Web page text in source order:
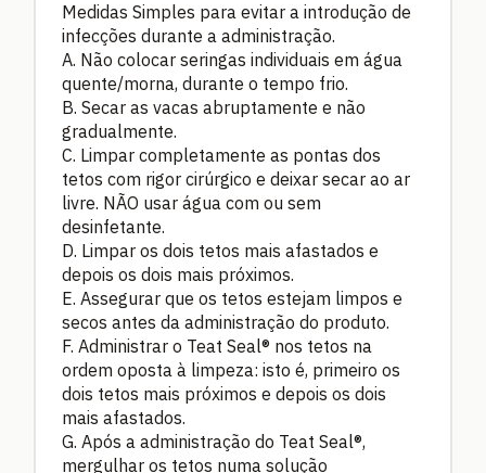
Medidas Simples para evitar a introdução de
infecções durante a administração.
A. Não colocar seringas individuais em água
quente/morna, durante o tempo frio.
B. Secar as vacas abruptamente e não
gradualmente.
C. Limpar completamente as pontas dos
tetos com rigor cirúrgico e deixar secar ao ar
livre. NÃO usar água com ou sem
desinfetante.
D. Limpar os dois tetos mais afastados e
depois os dois mais próximos.
E. Assegurar que os tetos estejam limpos e
secos antes da administração do produto.
F. Administrar o Teat Seal® nos tetos na
ordem oposta à limpeza: isto é, primeiro os
dois tetos mais próximos e depois os dois
mais afastados.
G. Após a administração do Teat Seal®,
mergulhar os tetos numa solução